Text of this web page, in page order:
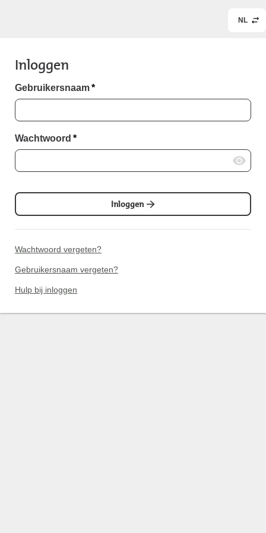
NL
Inloggen
Gebruikersnaam*
Wachtwoord *
Inloggen
Wachtwoord vergeten?
Gebruikersnaam vergeten?
Hulp bij inloggen